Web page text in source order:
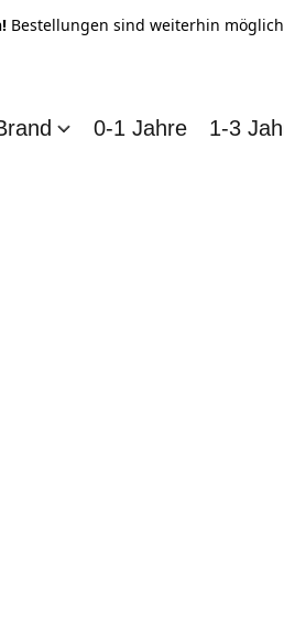
Bestellungen sind weiterhin
0-1 Jahre 1-3